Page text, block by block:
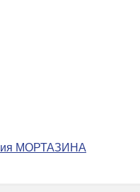
МОРТАЗИНА